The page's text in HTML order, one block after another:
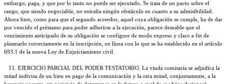
embargo, paga, y que por lo tanto no puede ser ejecutado. Se trata de un pacto sobre el
rango, que siendo negociable, no entraña ningún obstáculo en cuanto a su admisibilidad.
Ahora bien, como para que el segundo acreedor, aquel cuya obligación se cumple, ha de dar
por vencido el préstamo para poder adherirse a la ejecución, parece deseable que el
vencimiento anticipado de su obligación se configure de modo expreso y claro a fin de
plasmarlo correctamente en la inscripción, en línea con lo que se ha establecido en el artículo
693.1 de la nueva Ley de Enjuiciamiento civil.
11. EJERCICIO PARCIAL DEL PODER TESTATORIO. La viuda comisaria se adjudica la
mitad indivisa de un bien en pago de la comunicación y la otra mitad, conjuntamente, a la